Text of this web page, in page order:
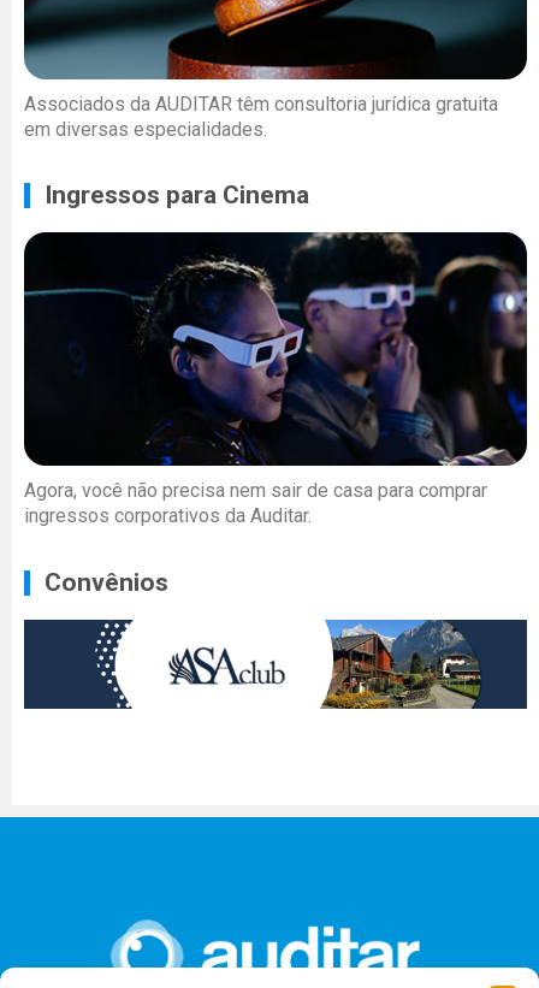
Associados da AUDITAR têm consultoria jurídica gratuita
em diversas especialidades.
Ingressos para Cinema
Agora, você não precisa nem sair de casa para comprar
ingressos corporativos da Auditar.
Convênios